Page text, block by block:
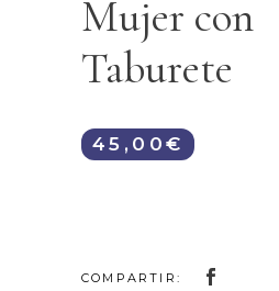
Mujer con
Taburete
45,00 €
COMPARTIR: